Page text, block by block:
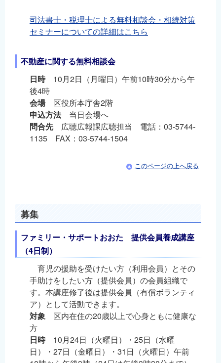
司法書士・税理士による無料相談会・相続対策
セミナーについての詳細はこちら
不動産に関する無料相談会
日時10月2日（月曜日）午前10時30分から午
後4時
会場区役所本庁舎2階
申込方法当日会場へ
問合先広聴広報課広聴担当 電話：03-5744-
1135 FAX：03-5744-1504
このページの上へ戻る
募集
ファミリー・サポートおおた 提供会員養成講座
（4日制）
育児の援助を受けたい方（利用会員）とその
手助けをしたい方（提供会員）の会員組織で
す。本講座修了後は提供会員（有償ボランティ
ア）として活動できます。
対象 区内在住の20歳以上で心身ともに健康な
方
日時10月24日（火曜日）・25日（水曜
日）・27日（金曜日）・31日（火曜日）午前